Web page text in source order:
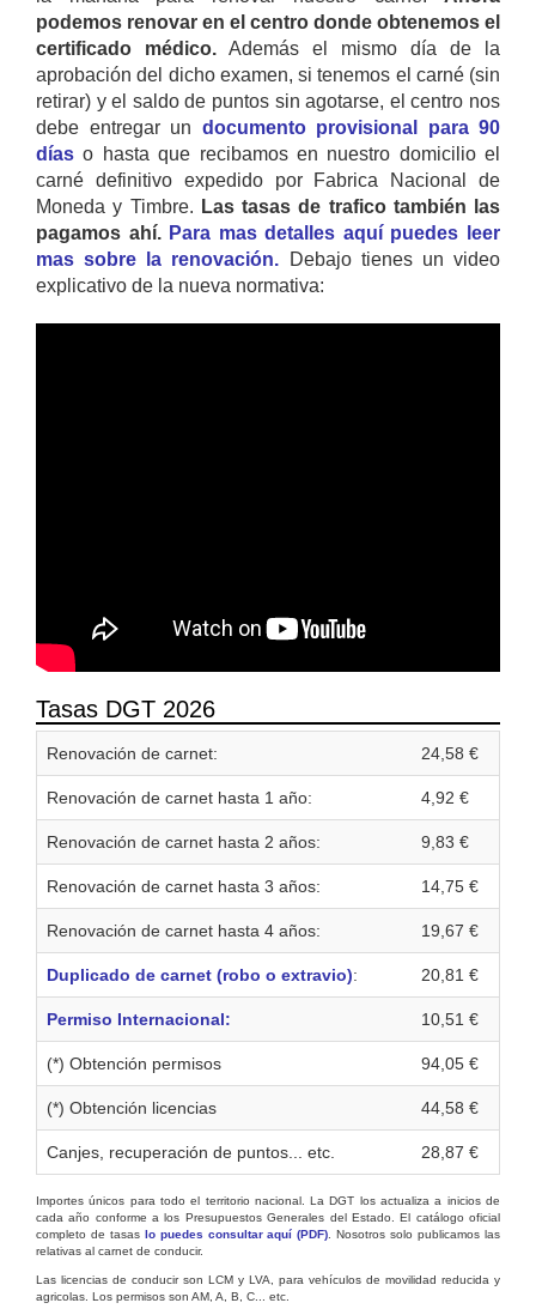
podemos renovar en el centro donde obtenemos el
certificado médico. Además el mismo día de la
aprobación del dicho examen, si tenemos el carné (sin
retirar) y el saldo de puntos sin agotarse, el centro nos
debe entregar un documento provisional para 90
días o hasta que recibamos en nuestro domicilio el
carné definitivo expedido por Fabrica Nacional de
Moneda y Timbre. Las tasas de trafico también las
pagamos ahí. Para mas detalles aquí puedes leer
mas sobre la renovación. Debajo tienes un video
explicativo de la nueva normativa:
Tasas DGT 2026
Renovación de carnet: 24,58 €
Renovación de carnet hasta 1 año: 4,92 €
Renovación de carnet hasta 2 años: 9,83 €
Renovación de carnet hasta 3 años: 14,75 €
Renovación de carnet hasta 4 años: 19,67 €
Duplicado de carnet (robo o extravio): 20,81 €
Permiso Internacional: 10,51 €
(*) Obtención permisos 94,05 €
(*) Obtención licencias 44,58 €
Canjes, recuperación de puntos... etc. 28,87 €
Importes únicos para todo el territorio nacional. La DGT los actualiza a inicios de
cada año conforme a los Presupuestos Generales del Estado. El catálogo oficial
completo de tasas lo puedes consultar aquí (PDF). Nosotros solo publicamos las
relativas al carnet de conducir.
Las licencias de conducir son LCM y LVA, para vehículos de movilidad reducida y
agricolas. Los permisos son AM, A, B, C... etc.